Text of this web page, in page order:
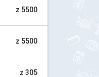
z 5500
z 5500
z 305